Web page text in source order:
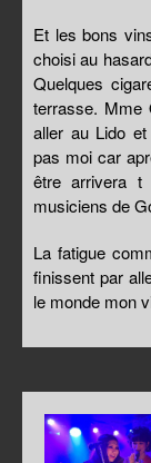
Et les bons
choisi au
Quelques
terrasse. Mme
aller au Lido
pas moi car
être arrivera t
musiciens de
La fatigue
finissent par
le monde mon